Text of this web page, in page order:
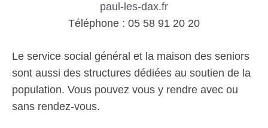
paul-les-dax.fr
Téléphone : 05 58 91 20 20
Le service social général et la maison des seniors
sont aussi des structures dédiées au soutien de la
population. Vous pouvez vous y rendre avec ou
sans rendez-vous.